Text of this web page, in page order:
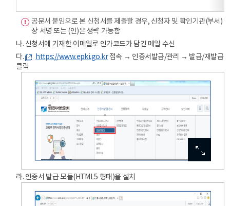
공문서 붙임으로 본 신청서를 제출할 경우, 신청자 및 확인기관(부서)
장 서명 또는 (인)은 생략 가능함
나. 신청서에 기재한 이메일로 인가코드가 담긴 메일 수신
다.
https://www.epki.go.kr접속 → 인증서발급/관리 → 발급/재발급
클릭
확대보기
확대보기
확대보기
확대보기
확대보기
라. 인증서 발급 모듈(HTML5 형태)을 설치